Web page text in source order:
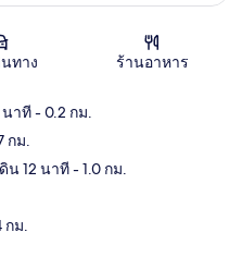
ผนที่
ทาง ร้านอาหาร
นาที- 0.2 กม.
กม.
น 12 นาที- 1.0 กม.
กม.